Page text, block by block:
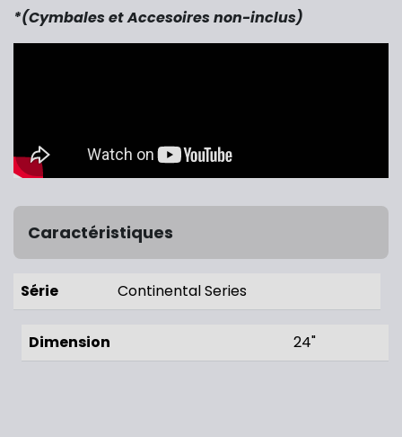
*(Cymbales et Accesoires non-inclus)
Caractéristiques
Série Continental Series
Dimension 24"